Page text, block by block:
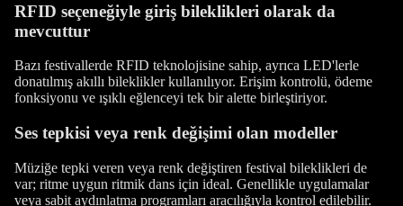
RFID seçeneğiyle giriş bileklikleri olarak da
mevcuttur
Bazı festivallerde RFID teknolojisine sahip, ayrıca LED'lerle
donatılmış akıllı bileklikler kullanılıyor. Erişim kontrolü, ödeme
fonksiyonu ve ışıklı eğlenceyi tek bir alette birleştiriyor.
Ses tepkisi veya renk değişimi olan modeller
Müziğe tepki veren veya renk değiştiren festival bileklikleri de
var; ritme uygun ritmik dans için ideal. Genellikle uygulamalar
veya sabit aydınlatma programları aracılığıyla kontrol edilebilir.